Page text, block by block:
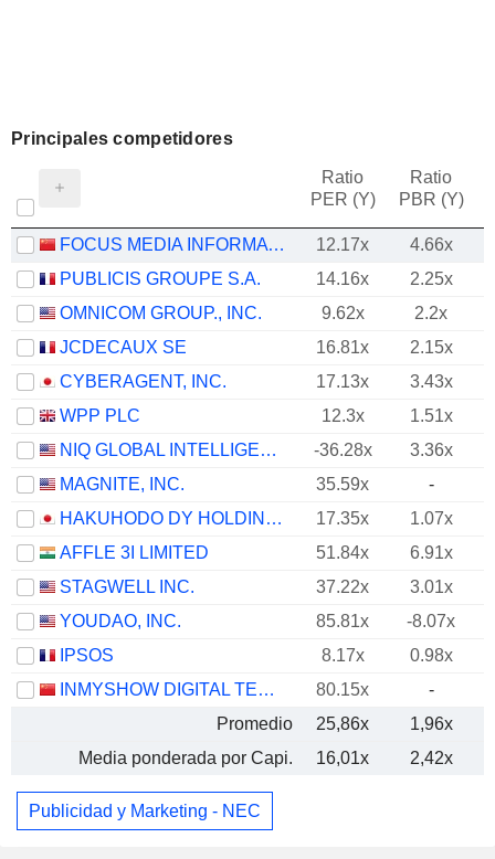
Principales competidores
Ratio
PER (Y)
Ratio
PBR (Y)
FOCUS MEDIA INFORMATION TECHNOLOGY CO., LTD. 12.17x
4.66x
PUBLICIS GROUPE S.A.
14.16x
2.25x
OMNICOM GROUP., INC.
9.62x
2.2x
JCDECAUX SE
16.81x
2.15x
CYBERAGENT, INC.
17.13x
3.43x
WPP PLC
12.3x
1.51x
NIQ GLOBAL INTELLIGENCE PLC
-36.28x
3.36x
MAGNITE, INC.
35.59x
-
HAKUHODO DY HOLDINGS INC
17.35x
1.07x
AFFLE 3I LIMITED
51.84x
6.91x
STAGWELL INC.
37.22x
3.01x
YOUDAO, INC.
85.81x
-8.07x
IPSOS
8.17x
0.98x
INMYSHOW DIGITAL TECHNOLOGY(GROUP)CO.,LTD.
80.15x
-
Promedio
25,86x
1,96x
Media ponderada por Capi.
16,01x 2,42x
Publicidad y Marketing - NEC